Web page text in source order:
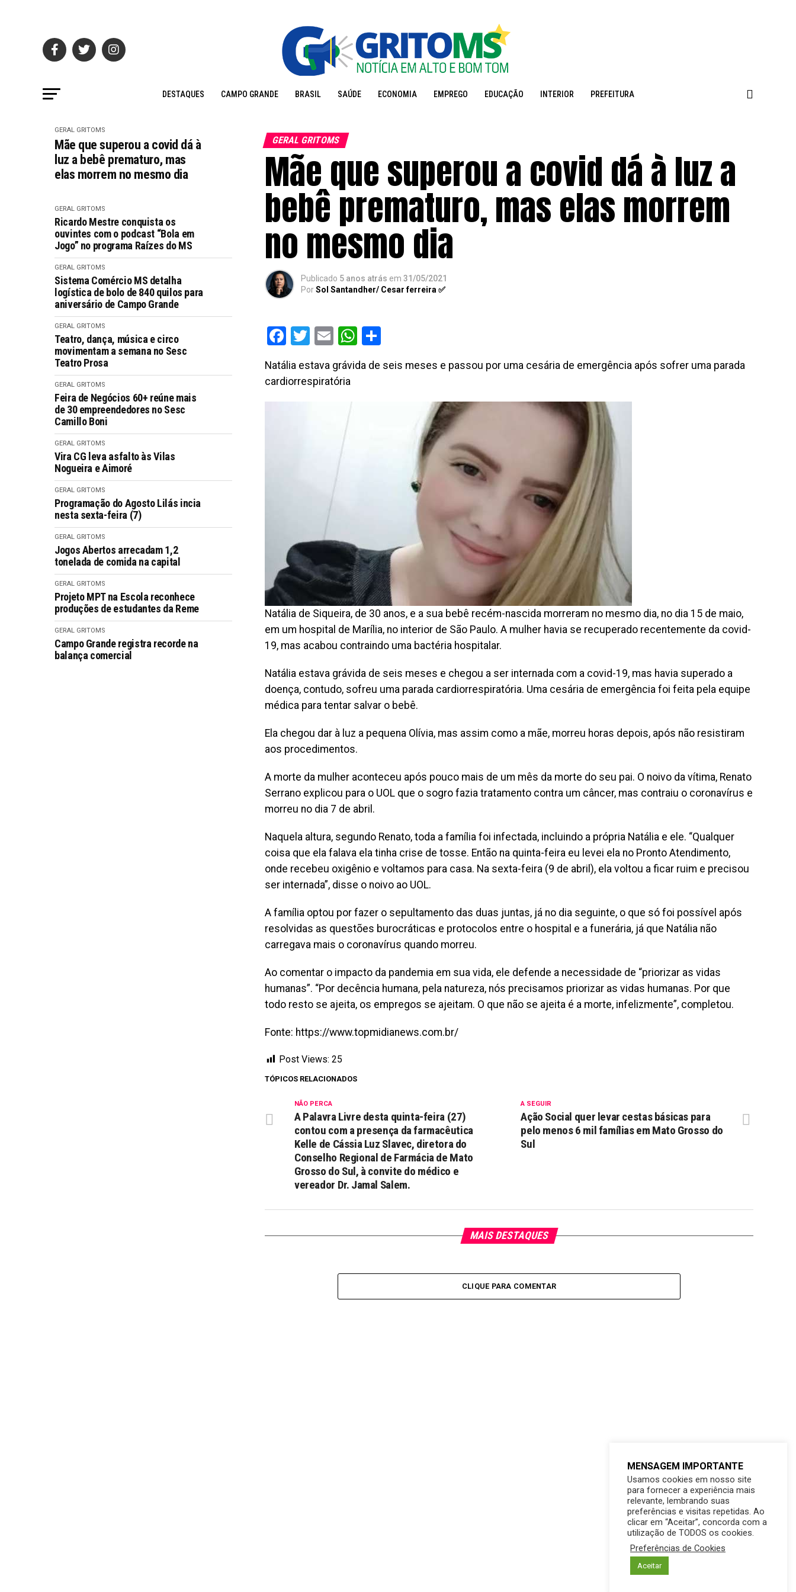
DESTAQUES CAMPO GRANDE BRASIL SAÚDE ECONOMIA EMPREGO EDUCAÇÃO INTERIOR PREFEITURA
GERAL GRITOMS
Mãe que superou a covid dá à
luz a bebê prematuro, mas
elas morrem no mesmo dia
GERAL GRITOMS
Ricardo Mestre conquista os
ouvintes com o podcast “Bola em
Jogo” no programa Raízes do MS
GERAL GRITOMS
Sistema Comércio MS detalha
logística de bolo de 840 quilos para
aniversário de Campo Grande
GERAL GRITOMS
Teatro, dança, música e circo
movimentam a semana no Sesc
Teatro Prosa
GERAL GRITOMS
Feira de Negócios 60+ reúne mais
de 30 empreendedores no Sesc
Camillo Boni
GERAL GRITOMS
Vira CG leva asfalto às Vilas
Nogueira e Aimoré
GERAL GRITOMS
Programação do Agosto Lilás incia
nesta sexta-feira (7)
GERAL GRITOMS
Jogos Abertos arrecadam 1,2
tonelada de comida na capital
GERAL GRITOMS
Projeto MPT na Escola reconhece
produções de estudantes da Reme
GERAL GRITOMS
Campo Grande registra recorde na
balança comercial
GERAL GRITOMS
Mãe que superou a covid dá à luz a
bebê prematuro, mas elas morrem
no mesmo dia
Publicado 5 anos atrás em 31/05/2021
PorSol Santandher/ Cesar ferreira ✅
Facebook
Twitter
EmailWhatsApp
Natália estava grávida de seis meses e passou por uma cesária de emergência após sofrer uma parada
cardiorrespiratória
Natália de Siqueira, de 30 anos, e a sua bebê recém-nascida morreram no mesmo dia, no dia 15 de maio,
em um hospital de Marília, no interior de São Paulo. A mulher havia se recuperado recentemente da covid-
19, mas acabou contraindo uma bactéria hospitalar.
Natália estava grávida de seis meses e chegou a ser internada com a covid-19, mas havia superado a
doença, contudo, sofreu uma parada cardiorrespiratória. Uma cesária de emergência foi feita pela equipe
médica para tentar salvar o bebê.
Ela chegou dar à luz a pequena Olívia, mas assim como a mãe, morreu horas depois, após não resistiram
aos procedimentos.
A morte da mulher aconteceu após pouco mais de um mês da morte do seu pai. O noivo da vítima, Renato
Serrano explicou para o UOL que o sogro fazia tratamento contra um câncer, mas contraiu o coronavírus e
morreu no dia 7 de abril.
Naquela altura, segundo Renato, toda a família foi infectada, incluindo a própria Natália e ele. “Qualquer
coisa que ela falava ela tinha crise de tosse. Então na quinta-feira eu levei ela no Pronto Atendimento,
onde recebeu oxigênio e voltamos para casa. Na sexta-feira (9 de abril), ela voltou a ficar ruim e precisou
ser internada”, disse o noivo ao UOL.
A família optou por fazer o sepultamento das duas juntas, já no dia seguinte, o que só foi possível após
resolvidas as questões burocráticas e protocolos entre o hospital e a funerária, já que Natália não
carregava mais o coronavírus quando morreu.
Ao comentar o impacto da pandemia em sua vida, ele defende a necessidade de “priorizar as vidas
humanas”. “Por decência humana, pela natureza, nós precisamos priorizar as vidas humanas. Por que
todo resto se ajeita, os empregos se ajeitam. O que não se ajeita é a morte, infelizmente”, completou.
Fonte: https://www.topmidianews.com.br/
Post Views: 25
TÓPICOS RELACIONADOS
A SEGUIR
Ação Social quer levar cestas básicas para
pelo menos 6 mil famílias em Mato Grosso do
Sul
NÃO PERCA
A Palavra Livre desta quinta-feira (27)
contou com a presença da farmacêutica
Kelle de Cássia Luz Slavec, diretora do
Conselho Regional de Farmácia de Mato
Grosso do Sul, à convite do médico e
vereador Dr. Jamal Salem.
MAIS DESTAQUES
CLIQUE PARA COMENTAR
MENSAGEM IMPORTANTE
Usamos cookies em nosso site
para fornecer a experiência mais
relevante, lembrando suas
preferências e visitas repetidas. Ao
clicar em “Aceitar”, concorda com a
utilização de TODOS os cookies.
Preferências de Cookies
Aceitar